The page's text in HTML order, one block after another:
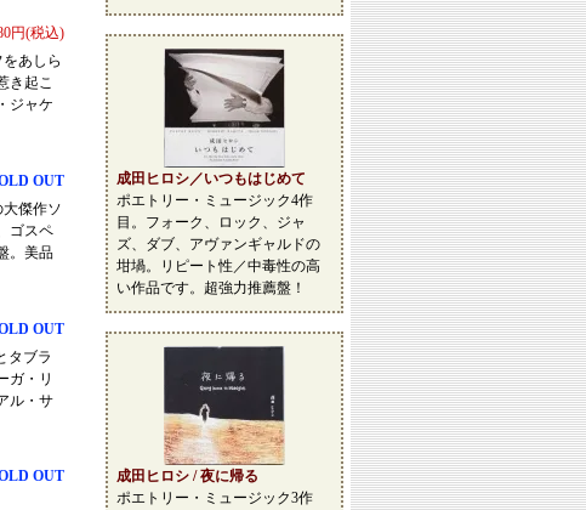
成田ヒロシ／いつもはじめて
ポエトリー・ミュージック4作
目。フォーク、ロック、ジャ
ズ、ダブ、アヴァンギャルドの
坩堝。リピート性／中毒性の高
い作品です。超強力推薦盤！
成田ヒロシ / 夜に帰る
ポエトリー・ミュージック3作
円(税込)
あしら
き起こ
ジャケ
OUT
傑作ソ
ゴスペ
。美品
OUT
タブラ
ガ・リ
ル・サ
OUT